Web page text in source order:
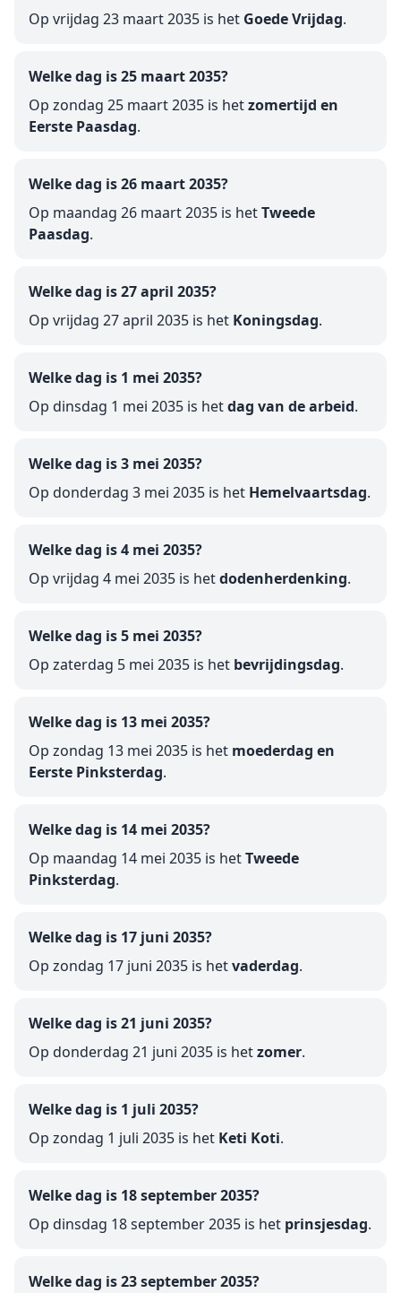
Op vrijdag 23 maart 2035 is het Goede Vrijdag.
Welke dag is 25 maart 2035?
Op zondag 25 maart 2035 is hetzomertijd en
Eerste Paasdag.
Welke dag is 26 maart 2035?
Op maandag 26 maart 2035 is hetTweede
Paasdag.
Welke dag is 27 april 2035?
Op vrijdag 27 april 2035 is het Koningsdag.
Welke dag is 1 mei 2035?
Op dinsdag 1 mei 2035 is hetdag van de arbeid.
Welke dag is 3 mei 2035?
Op donderdag 3 mei 2035 is het Hemelvaartsdag.
Welke dag is 4 mei 2035?
Op vrijdag 4 mei 2035 is hetdodenherdenking.
Welke dag is 5 mei 2035?
Op zaterdag 5 mei 2035 is het bevrijdingsdag.
Welke dag is 13 mei 2035?
Op zondag 13 mei 2035 is het moederdag en
Eerste Pinksterdag.
Welke dag is 14 mei 2035?
Op maandag 14 mei 2035 is hetTweede
Pinksterdag.
Welke dag is 17 juni 2035?
Op zondag 17 juni 2035 is hetvaderdag.
Welke dag is 21 juni 2035?
Op donderdag 21 juni 2035 is hetzomer.
Welke dag is 1 juli 2035?
Op zondag 1 juli 2035 is het Keti Koti.
Welke dag is 18 september 2035?
Op dinsdag 18 september 2035 is het prinsjesdag.
Welke dag is 23 september 2035?